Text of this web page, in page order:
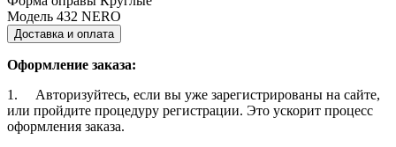
Модель 432 NERO
Доставка и оплата
Оформление заказа:
1. Авторизуйтесь, если вы уже зарегистрированы на сайте,
или пройдите процедуру регистрации. Это ускорит процесс
оформления заказа.